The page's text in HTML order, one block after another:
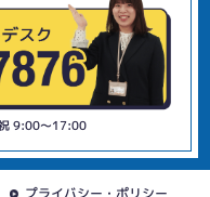
9:00〜17:00
プライバシー・ポリシー